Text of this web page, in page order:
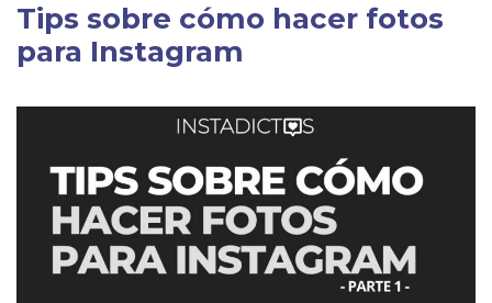
Tips sobre cómo hacer fotos
para Instagram